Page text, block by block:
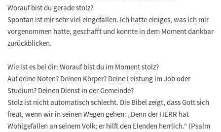
Worauf bist du gerade stolz?
Spontan ist mir sehr viel eingefallen. Ich hatte einiges, was ich mir
vorgenommen hatte, geschafft und konnte in dem Moment dankbar
zurückblicken.
Wie ist es bei dir: Worauf bist du im Moment stolz?
Auf deine Noten? Deinen Körper? Deine Leistung im Job oder
Studium? Deinen Dienst in der Gemeinde?
Stolz ist nicht automatisch schlecht. Die Bibel zeigt, dass Gott sich
freut, wenn wir in seinen Wegen gehen: „Denn der HERR hat
Wohlgefallen an seinem Volk; er hilft den Elenden herrlich.“ (Psalm